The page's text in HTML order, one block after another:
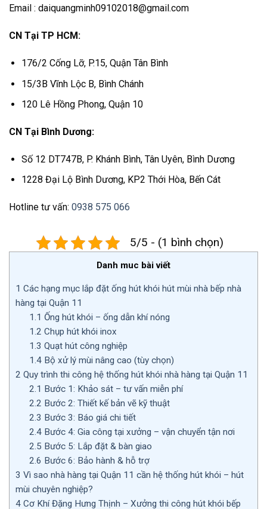
Email : daiquangminh09102018@gmail.com
CN Tại TP HCM:
176/2 Cống Lỡ, P.15, Quận Tân Bình
15/3B Vĩnh Lộc B, Bình Chánh
120 Lê Hồng Phong, Quận 10
CN Tại Bình Dương:
Số 12 DT747B, P. Khánh Bình, Tân Uyên, Bình Dương
1228 Đại Lộ Bình Dương, KP2 Thới Hòa, Bến Cát
Hotline tư vấn: 0938 575 066
5/5 - (1 bình chọn)
Danh muc bài viết
1 Các hạng mục lắp đặt ống hút khói hút mùi nhà bếp nhà
hàng tại Quận 11
1.1 Ống hút khói – ống dẫn khí nóng
1.2 Chụp hút khói inox
1.3 Quạt hút công nghiệp
1.4Bộ xử lý mùi nâng cao (tùy chọn)
2 Quy trình thi công hệ thống hút khói nhà hàng tại Quận 11
2.1 Bước 1: Khảo sát – tư vấn miễn phí
2.2 Bước 2: Thiết kế bản vẽ kỹ thuật
2.3 Bước 3: Báo giá chi tiết
2.4Bước 4: Gia công tại xưởng – vận chuyển tận nơi
2.5 Bước 5: Lắp đặt & bàn giao
2.6 Bước 6: Bảo hành & hỗ trợ
3 Vì sao nhà hàng tại Quận 11 cần hệ thống hút khói – hút
mùi chuyên nghiệp?
4 Cơ Khí Đặng Hưng Thịnh – Xưởng thi công hút khói bếp